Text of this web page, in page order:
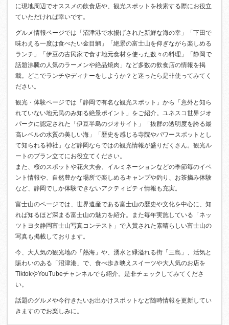
に現地周辺でオススメの飲食店や、観光スポットを検索する際にお役立
ていただければ幸いです。
グルメ情報ページでは「沼津港で水揚げされた新鮮な海の幸」「下田で
味わえる一度は食べたい金目鯛」「絶景の富士山を仰ぎながら楽しめる
ランチ」「伊豆の古民家で食す地元食材を使った数々の料理」「静岡で
話題沸騰の人気のラーメンや絶品焼肉」など多数の飲食店の情報を掲
載。どこでランチやディナーをしようか？と迷ったら是非使ってみてく
ださい。
観光・体験ページでは「静岡で有名な観光スポット」から「意外と知ら
れていない地元民のみ知る絶景ポイント」をご紹介。ユネスコ世界ジオ
パークに認定された「伊豆半島のジオサイト」「抜群の透明度を誇る最
高レベルの水質の美しい海」「歴史を感じる寺院やパワースポットとし
て知られる神社」など静岡ならではの観光情報が盛りだくさん。観光ル
ートのプラン立てにお役立てください。
また、桜のスポットや花火大会、イルミネーションなどの季節毎のイベ
ント情報や、自然豊かな場所で楽しめるキャンプや釣り、お茶摘み体験
など、静岡でしか体験できないアクティビティ情報も充実。
富士山のページでは、世界遺産である富士山の歴史や文化を中心に、知
れば知るほど深まる富士山の魅力を紹介。また毎年実施している「ネッ
ツトヨタ静岡富士山写真コンテスト」で入賞された素晴らしい富士山の
写真も掲載しております。
今、大人気の観光地の「熱海」や、湧水と緑溢れる街「三島」、活気と
賑わいのある「沼津港」で、食べ歩き映えスイーツや大人気のお店を
TiktokやYouTubeチャンネルでも紹介。是非チェックしてみてくださ
い。
話題のグルメや今行きたいお出かけスポットなど随時情報を更新してい
きますのでお楽しみに。